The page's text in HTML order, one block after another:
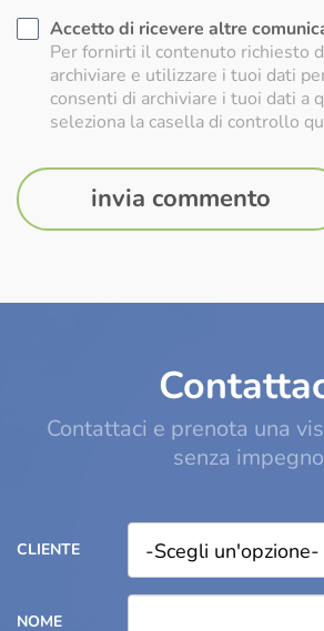
Accetto di ricevere altre
Per fornirti il contenuto richiesto
archiviare e utilizzare i tuoi dati
consenti di archiviare i tuoi dati a
seleziona la casella di controllo
Contattaci e prenota una
senza impegno
CLIENTE -Scegli un'opzione-
NOME